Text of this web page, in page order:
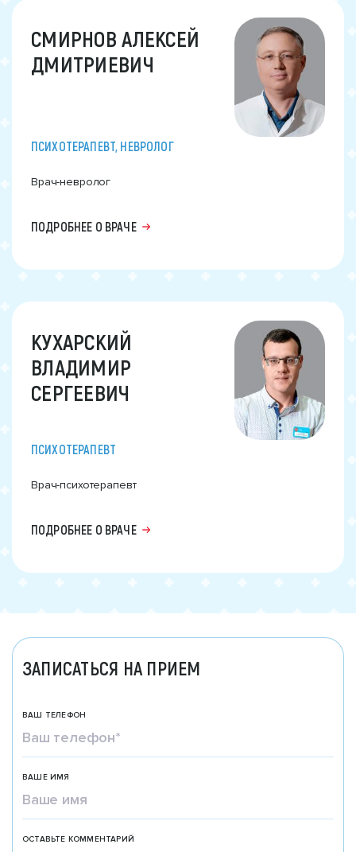
СМИРНОВ АЛЕКСЕЙ
ДМИТРИЕВИЧ
ПСИХОТЕРАПЕВТ, НЕВРОЛОГ
Врач-невролог
ПОДРОБНЕЕ О ВРАЧЕ
КУХАРСКИЙ
ВЛАДИМИР
СЕРГЕЕВИЧ
ПСИХОТЕРАПЕВТ
Врач-психотерапевт
ПОДРОБНЕЕ О ВРАЧЕ
ЗАПИСАТЬСЯ НА ПРИЕМ
ВАШ ТЕЛЕФОН
ВАШЕ ИМЯ
ОСТАВЬТЕ КОММЕНТАРИЙ